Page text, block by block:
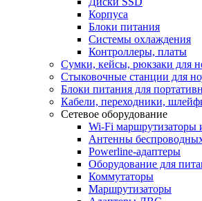
Корпуса
Блоки питания
Системы охлаждения
Контроллеры, платы
Сумки, кейсы, рюкзаки для
Стыковочные станции для
Блоки питания для
Кабели, переходники,
Сетевое оборудование
Wi-Fi маршрутизаторы
Антенны
Powerline-адаптеры
Оборудование для
Коммутаторы
Маршрутизаторы